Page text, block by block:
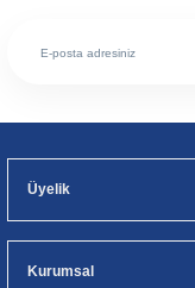
Üyelik
Kurumsal